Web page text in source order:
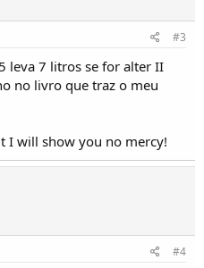
#3
leva 7 litros se for alter II
no livro que traz o meu
I will show you no mercy!
#4